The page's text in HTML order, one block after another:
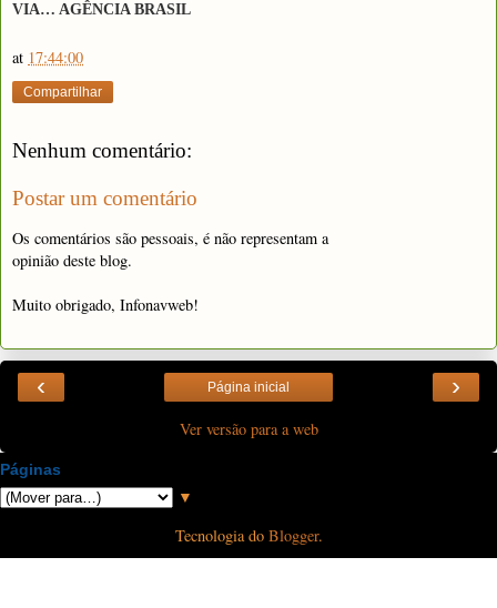
VIA… AGÊNCIA BRASIL
at 17:44:00
Compartilhar
Nenhum comentário:
Postar um comentário
Os comentários são pessoais, é não representam a
opinião deste blog.
Muito obrigado, Infonavweb!
‹ ›
Página inicial
Ver versão para a web
Páginas
▼
Tecnologia do Blogger.